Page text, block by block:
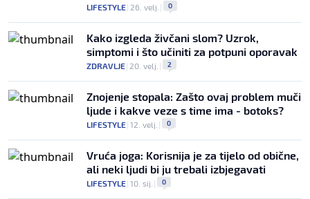
LIFESTYLE| 26. velj. | 0
Kako izgleda živčani slom? Uzrok,
simptomi i što učiniti za potpuni oporavak
ZDRAVLJE| 20. velj. | 2
Znojenje stopala: Zašto ovaj problem muči
ljude i kakve veze s time ima - botoks?
LIFESTYLE| 12. velj. | 0
Vruća joga: Korisnija je za tijelo od obične,
ali neki ljudi bi ju trebali izbjegavati
LIFESTYLE| 10. sij. | 0